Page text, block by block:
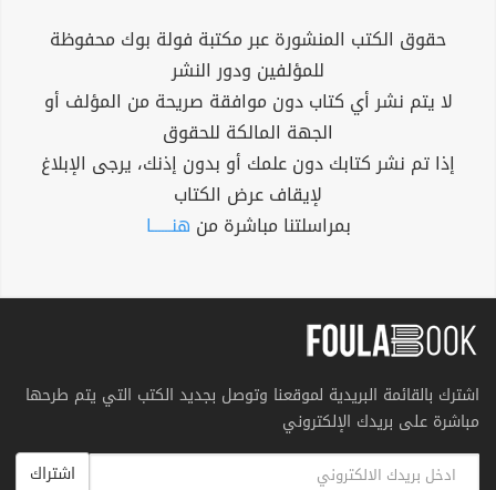
حقوق الكتب المنشورة عبر مكتبة فولة بوك محفوظة
للمؤلفين ودور النشر
لا يتم نشر أي كتاب دون موافقة صريحة من المؤلف أو
الجهة المالكة للحقوق
إذا تم نشر كتابك دون علمك أو بدون إذنك، يرجى الإبلاغ
لإيقاف عرض الكتاب
بمراسلتنا مباشرة من هنــــــا
اشترك بالقائمة البريدية لموقعنا وتوصل بجديد الكتب التي يتم طرحها
مباشرة على بريدك الإلكتروني
اشتراك